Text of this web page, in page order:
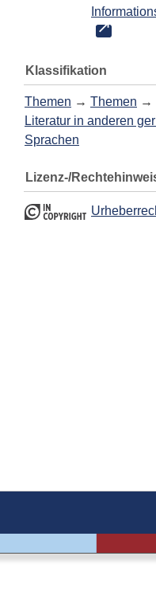
Klassifikation
Themen → Themen →
Literatur in anderen
Sprachen
Lizenz-/